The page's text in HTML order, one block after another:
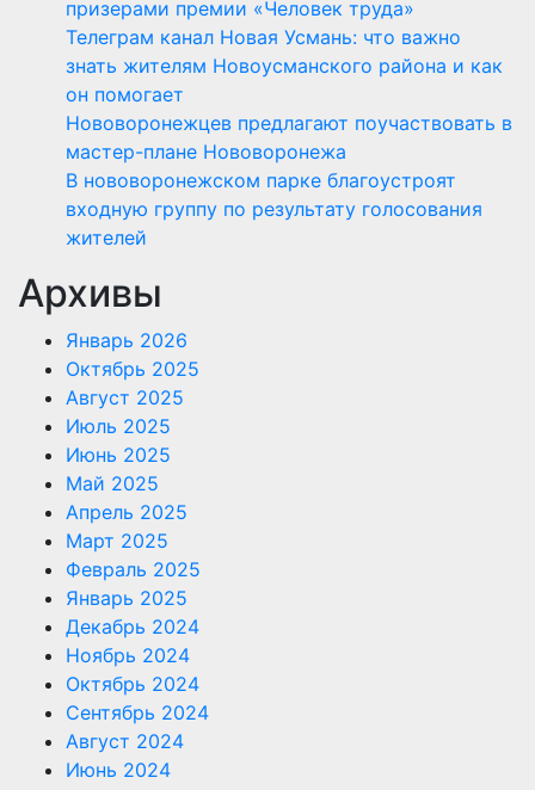
призерами премии «Человек труда»
Телеграм канал Новая Усмань: что важно
знать жителям Новоусманского района и как
он помогает
Нововоронежцев предлагают поучаствовать в
мастер-плане Нововоронежа
В нововоронежском парке благоустроят
входную группу по результату голосования
жителей
Архивы
Январь 2026
Октябрь 2025
Август 2025
Июль 2025
Июнь 2025
Май 2025
Апрель 2025
Март 2025
Февраль 2025
Январь 2025
Декабрь 2024
Ноябрь 2024
Октябрь 2024
Сентябрь 2024
Август 2024
Июнь 2024